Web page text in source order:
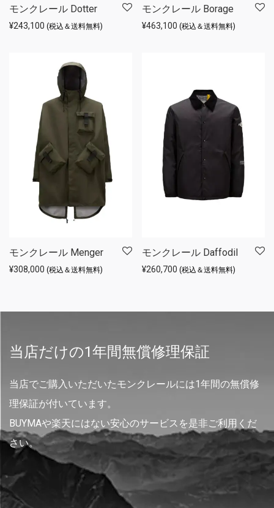
モンクレール Dotter
¥243,100 (税込＆送料無料)
モンクレール Borage
¥463,100 (税込＆送料無料)
モンクレール Menger
¥308,000 (税込＆送料無料)
モンクレール Daffodil
¥260,700 (税込＆送料無料)
当店だけの1年間無償修理保証
当店でご購入いただいたモンクレールには1年間の無償修
理保証が付いています。
BUYMAや楽天にはない安心のサービスを是非ご利用くだ
さい。